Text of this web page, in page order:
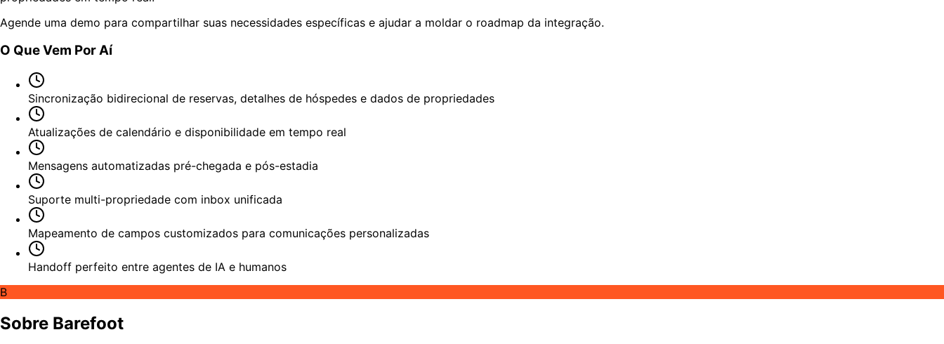
Agende uma demo para compartilhar suas necessidades específicas e ajudar a moldar o roadmap da integração.
O Que Vem Por Aí
Sincronização bidirecional de reservas, detalhes de hóspedes e dados de propriedades
Atualizações de calendário e disponibilidade em tempo real
Mensagens automatizadas pré-chegada e pós-estadia
Suporte multi-propriedade com inbox unificada
Mapeamento de campos customizados para comunicações personalizadas
Handoff perfeito entre agentes de IA e humanos
B
Sobre Barefoot